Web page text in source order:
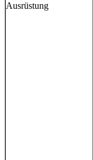
Ausrüstung